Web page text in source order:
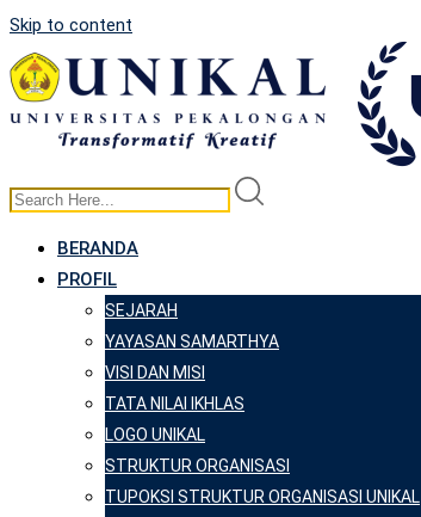
Skip to content
BERANDA
PROFIL
SEJARAH
YAYASAN SAMARTHYA
VISI DAN MISI
TATA NILAI IKHLAS
LOGO UNIKAL
STRUKTUR ORGANISASI
TUPOKSI STRUKTUR ORGANISASI UNIKAL